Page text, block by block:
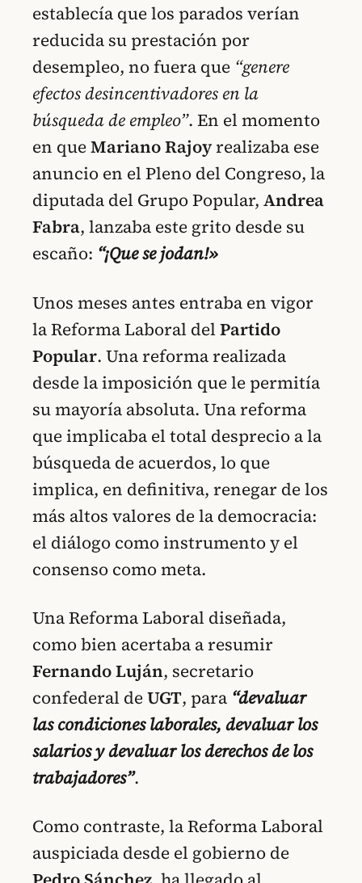
establecía que los parados verían
reducida su prestación por
desempleo, no fuera que “genere
efectos desincentivadores en la
búsqueda de empleo”. En el momento
en queMariano Rajoyrealizaba ese
anuncio en el Pleno del Congreso, la
diputada del Grupo Popular, Andrea
Fabra, lanzaba este grito desde su
escaño: “¡Que se jodan!»
Unos meses antes entraba en vigor
la Reforma Laboral delPartido
Popular. Una reforma realizada
desde la imposición que le permitía
su mayoría absoluta. Una reforma
que implicaba el total desprecio a la
búsqueda de acuerdos, lo que
implica, en definitiva, renegar de los
más altos valores de la democracia:
el diálogo como instrumento y el
consenso como meta.
Una Reforma Laboral diseñada,
como bien acertaba a resumir
Fernando Luján, secretario
confederal deUGT, para “devaluar
las condiciones laborales, devaluar los
salarios y devaluar los derechos de los
trabajadores”.
Como contraste, la Reforma Laboral
auspiciada desde el gobierno de